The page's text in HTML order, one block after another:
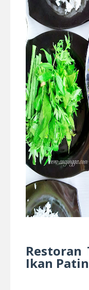
Restoran
Ikan